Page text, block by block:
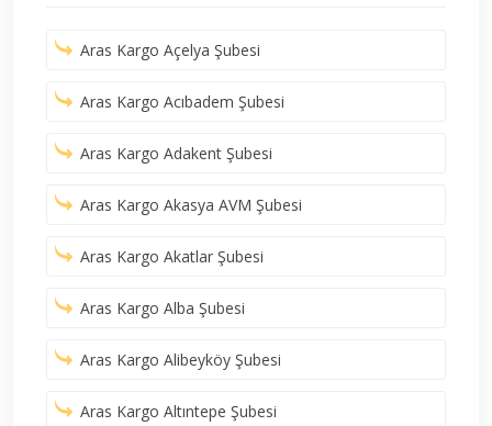
Aras Kargo Açelya Şubesi
Aras Kargo Acıbadem Şubesi
Aras Kargo Adakent Şubesi
Aras Kargo Akasya AVM Şubesi
Aras Kargo Akatlar Şubesi
Aras Kargo Alba Şubesi
Aras Kargo Alibeyköy Şubesi
Aras Kargo Altıntepe Şubesi